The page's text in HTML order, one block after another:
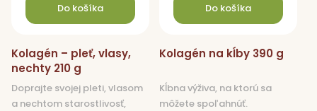
Do košíka
Kolagén – pleť, vlasy,
nechty 210 g
Doprajte svojej pleti, vlasom
a nechtom starostlivosť,
Do košíka
Kolagén na kĺby 390 g
Kĺbna výživa, na ktorú sa
môžete spoľahnúť.